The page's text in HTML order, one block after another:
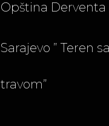
Opština Derventa
Sarajevo ” Teren
travom”